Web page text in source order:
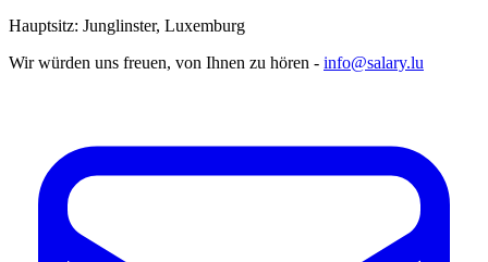
Hauptsitz: Junglinster, Luxemburg
Wir würden uns freuen, von Ihnen zu hören - info@salary.lu